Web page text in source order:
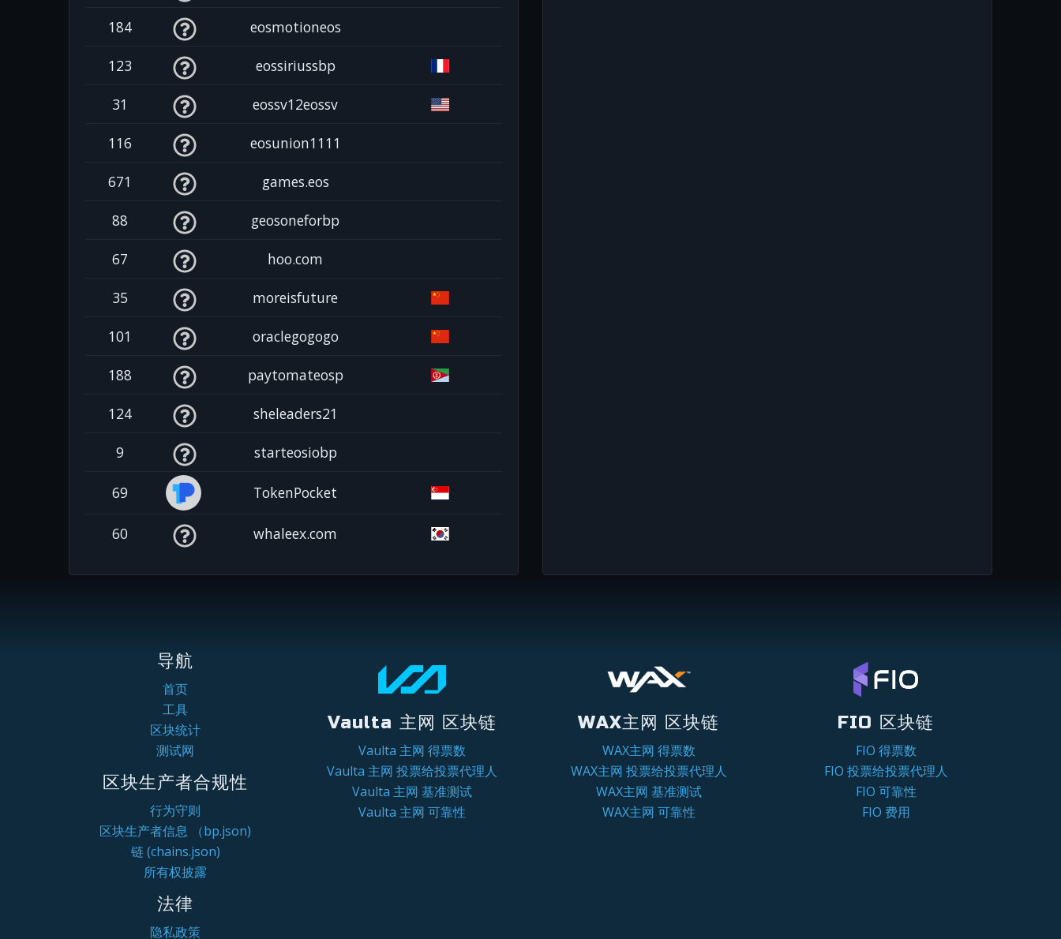
184 eosmotioneos
123 eossiriussbp
31 eossv12eossv
116 eosunion1111
671 games.eos
88 geosoneforbp
67 hoo.com
35 moreisfuture
101 oraclegogogo
188 paytomateosp
124 sheleaders21
9 starteosiobp
69 TokenPocket
60 whaleex.com
导航
首页
工具
区块统计
测试网
区块生产者合规性
行为守则
区块生产者信息 （bp.json)
链 (chains.json)
所有权披露
法律
隐私政策
Vaulta 主网 区块链
Vaulta 主网 得票数
Vaulta 主网 投票给投票代理人
Vaulta 主网 基准测试
Vaulta 主网 可靠性
WAX主网 区块链
WAX主网 得票数
WAX主网 投票给投票代理人
WAX主网 基准测试
WAX主网 可靠性
FIO 区块链
FIO 得票数
FIO 投票给投票代理人
FIO 可靠性
FIO 费用